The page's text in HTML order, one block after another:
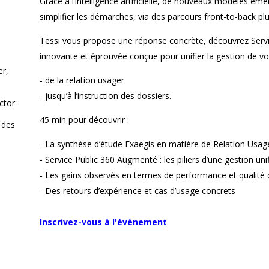
simplifier les démarches, via des parcours front-to-back
Tessi vous propose une réponse concrète, découvrez
innovante et éprouvée conçue pour unifier la gestion de
- de la relation usager
- jusqu’à l’instruction des dossiers.
45 min pour découvrir :
- La synthèse d’étude Exaegis en matière de Relation
- Service Public 360 Augmenté : les piliers d’une gestion
- Les gains observés en termes de performance et qualité
- Des retours d’expérience et cas d’usage concrets
Inscrivez-vous à l'évènement